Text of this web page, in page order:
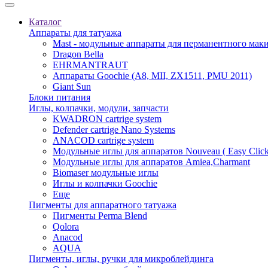
Каталог
Аппараты для татуажа
Mast - модульные аппараты для перманентного
Dragon Bella
EHRMANTRAUT
Аппараты Goochie (A8, MII, ZX1511, PMU 2011)
Giant Sun
Блоки питания
Иглы, колпачки, модули, запчасти
KWADRON cartrige system
Defender cartrige Nano Systems
ANACOD cartrige system
Модульные иглы для аппаратов Nouveau ( Easy
Модульные иглы для аппаратов Amiea,Charmant
Biomaser модульные иглы
Иглы и колпачки Goochie
Еще
Пигменты для аппаратного татуажа
Пигменты Perma Blend
Qolora
Anacod
AQUA
Пигменты, иглы, ручки для микроблейдинга